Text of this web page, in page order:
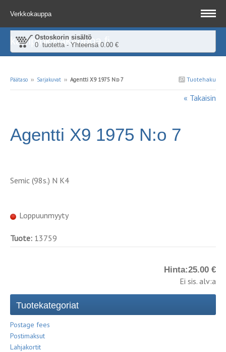
Verkkokauppa
Ostoskorin sisältö
0 tuotetta - Yhteensä 0.00 €
kampinkirjakauppa.fi
Tuotehaku
Päätaso ›› Sarjakuvat ›› Agentti X9 1975 N:o 7
« Takaisin
Agentti X9 1975 N:o 7
Semic (98s.) N K4
Loppuunmyyty
Tuote: 13759
Hinta:25.00 €
Ei sis. alv:a
Tuotekategoriat
Postage fees
Postimaksut
Lahjakortit